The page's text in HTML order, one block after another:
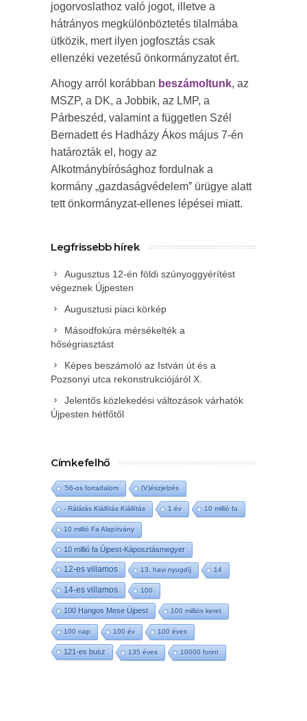
jogorvoslathoz való jogot, illetve a
hátrányos megkülönböztetés tilalmába
ütközik, mert ilyen jogfosztás csak
ellenzéki vezetésű önkormányzatot ért.
Ahogy arról korábban beszámoltunk, az
MSZP, a DK, a Jobbik, az LMP, a
Párbeszéd, valamint a független Szél
Bernadett és Hadházy Ákos május 7-én
határozták el, hogy az
Alkotmánybírósághoz fordulnak a
kormány „gazdaságvédelem” ürügye alatt
tett önkormányzat-ellenes lépései miatt.
Legfrissebb hírek
Augusztus 12-én földi szúnyoggyérítést
végeznek Újpesten
Augusztusi piaci körkép
Másodfokúra mérsékelték a
hőségriasztást
Képes beszámoló az István út és a
Pozsonyi utca rekonstrukciójáról X.
Jelentős közlekedési változások várhatók
Újpesten hétfőtől
Címkefelhő
'56-os forradalom (V)észjelzés
- Rálátás Kiállítás Kiállítás 1 év 10 millió fa
10 millió Fa Alapítvány
10 millió fa Újpest-Káposztásmegyer
12-es villamos 13. havi nyugdíj 14
14-es villamos 100
100 Hangos Mese Újpest 100 milliós keret
100 nap 100 év 100 éves
121-es busz 135 éves 10000 forint